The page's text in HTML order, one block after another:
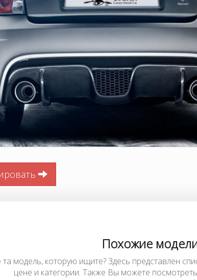
Похожие
та модель, которую ищите? Здесь представлен
цене и категории. Также Вы можете посмотреть